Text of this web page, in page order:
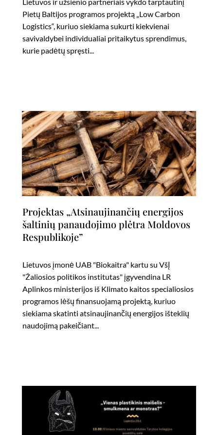
Pietų Baltijos programos projektą „Low Carbon
Logistics“, kuriuo siekiama sukurti kiekvienai
savivaldybei individualiai pritaikytus sprendimus,
kurie padėtų spręsti...
Projektas „Atsinaujinančių energijos
šaltinių panaudojimo plėtra Moldovos
Respublikoje”
Lietuvos įmonė UAB "Biokaitra" kartu su VšĮ
"Žaliosios politikos institutas" įgyvendina LR
Aplinkos ministerijos iš Klimato kaitos specialiosios
programos lėšų finansuojamą projektą, kuriuo
siekiama skatinti atsinaujinančių energijos išteklių
naudojimą pakeičiant...